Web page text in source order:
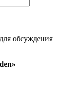
обсуждения